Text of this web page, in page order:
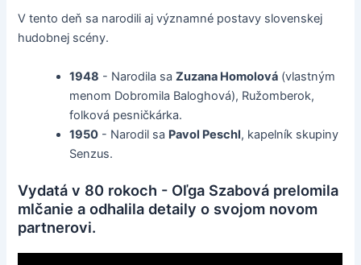
V tento deň sa narodili aj významné postavy slovenskej
hudobnej scény.
1948 - Narodila saZuzana Homolová (vlastným
menom Dobromila Baloghová), Ružomberok,
folková pesničkárka.
1950 - Narodil sa Pavol Peschl, kapelník skupiny
Senzus.
Vydatá v 80 rokoch - Oľga Szabová prelomila
mlčanie a odhalila detaily o svojom novom
partnerovi.